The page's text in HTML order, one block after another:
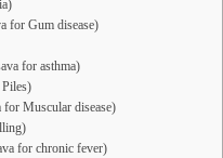
for Gum disease)
for asthma)
for Muscular disease)
for chronic fever)